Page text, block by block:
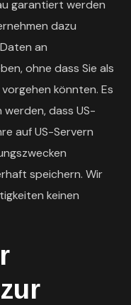
garantiert werden
dazu
an
ohne dass Sie als
könnten. Es
dass US-
auf US-Servern
speichern. Wir
keinen